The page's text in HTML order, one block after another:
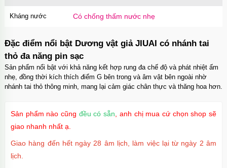
Kháng nước Có chống thấm nước nhẹ
Đặc điểm nổi bật Dương vật giả JIUAI có nhánh tai
thỏ đa năng pin sạc
Sản phẩm nổi bật với khả năng kết hợp rung đa chế độ và phát nhiệt ấm
nhẹ, đồng thời kích thích điểm G bên trong và âm vật bên ngoài nhờ
nhánh tai thỏ thông minh, mang lại cảm giác chân thực và thăng hoa hơn.
Sản phẩm nào cũng đều có sẵn , anh chị mua cứ chọn shop sẽ
giao nhanh nhất ạ.
Giao hàng đến hết ngày 28 âm lịch, làm việc lại từ ngày 2 âm
lịch.